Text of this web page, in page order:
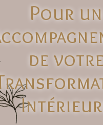
Pour un
de votre